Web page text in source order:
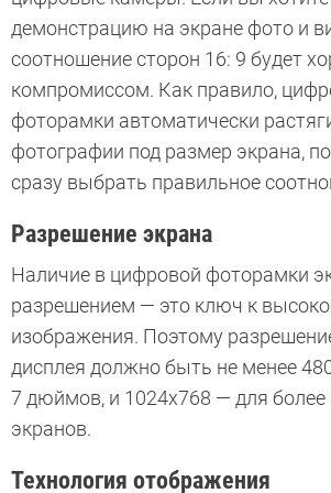
демонстрацию на экране фото и
соотношение сторон 16: 9 будет
компромиссом. Как правило,
фоторамки автоматически
фотографии под размер экрана,
сразу выбрать правильное
Разрешение экрана
Наличие в цифровой фоторамки
разрешением — это ключ к
изображения. Поэтому
дисплея должно быть не менее
7 дюймов, и 1024x768 — для более
экранов.
Технология отображения